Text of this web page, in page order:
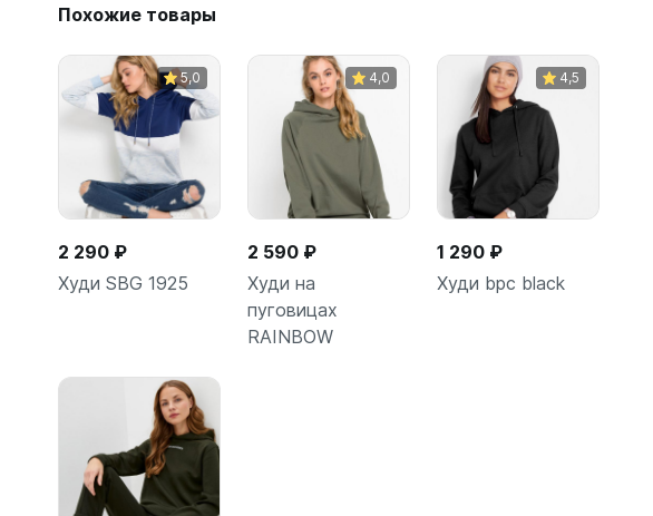
Похожие товары
5,0
2 290 ₽
Худи SBG 1925
4,0
В корзину
2 590 ₽
Худи на
пуговицах
RAINBOW
4,5
1 290 ₽
Худи bpc black